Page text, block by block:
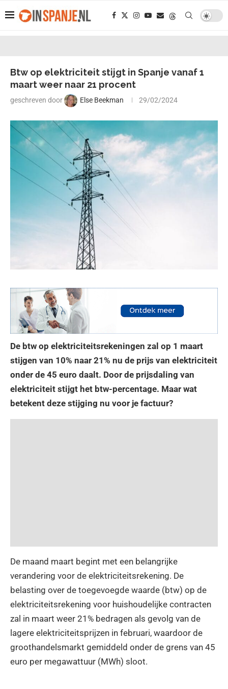
Btw op elektriciteit stijgt in Spanje vanaf 1
maart weer naar 21 procent
geschreven door Else Beekman 29/02/2024
De btw op elektriciteitsrekeningen zal op 1 maart
stijgen van 10% naar 21% nu de prijs van elektriciteit
onder de 45 euro daalt. Door de prijsdaling van
elektriciteit stijgt het btw-percentage. Maar wat
betekent deze stijging nu voor je factuur?
De maand maart begint met een belangrijke
verandering voor de elektriciteitsrekening. De
belasting over de toegevoegde waarde (btw) op de
elektriciteitsrekening voor huishoudelijke contracten
zal in maart weer 21% bedragen als gevolg van de
lagere elektriciteitsprijzen in februari, waardoor de
groothandelsmarkt gemiddeld onder de grens van 45
euro per megawattuur (MWh) sloot.